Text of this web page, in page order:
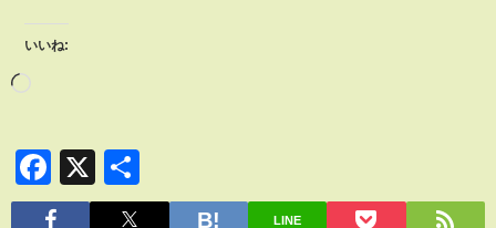
いいね:
Facebook
X
有
LINE